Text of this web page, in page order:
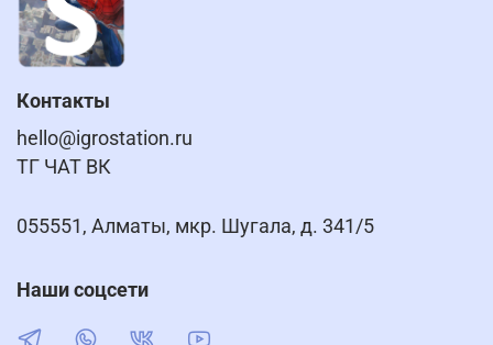
Контакты
hello@igrostation.ru
ТГ ЧАТ ВК
055551, Алматы, мкр. Шугала, д. 341/5
Наши соцсети